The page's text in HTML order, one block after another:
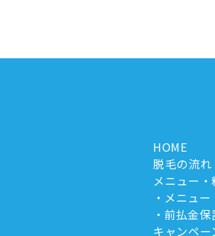
HOME
脱毛の流れ
メニュー・
メニュー
前払金保
キャンペー